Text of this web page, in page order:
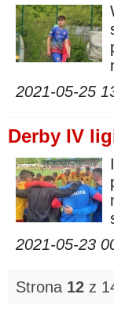
2021-05-25
Derby IV
2021-05-23
Strona 12 z